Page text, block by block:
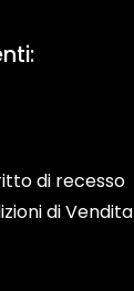
di recesso
di Vendita